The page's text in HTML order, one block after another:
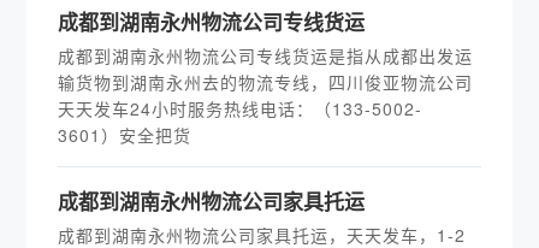
​成都到湖南永州物流公司专线货运
成都到湖南永州物流公司专线货运是指从成都出发运
输货物到湖南永州去的物流专线，四川俊亚物流公司
天天发车24小时服务热线电话：（133-5002-
3601）安全把货
​成都到湖南永州物流公司家具托运
成都到湖南永州物流公司家具托运，天天发车，1-2